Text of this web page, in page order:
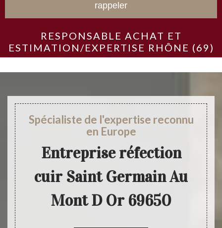
RESPONSABLE ACHAT ET
ESTIMATION/EXPERTISE RHÔNE (69)
Spécialiste de l'expertise reconnu
en Europe
Entreprise réfection
cuir Saint Germain Au
Mont D Or 69650